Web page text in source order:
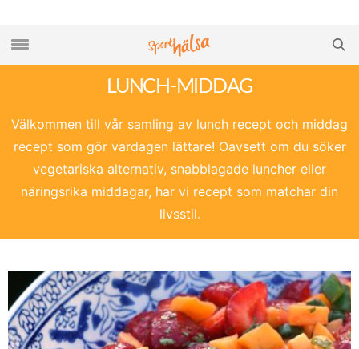
LUNCH-MIDDAG
Välkommen till vår samling av lunch recept och middag
recept som gör vardagen lättare! Oavsett om du söker
vegetariska alternativ, snabblagade luncher eller
näringsrika middagar, har vi recept som matchar din
livsstil.